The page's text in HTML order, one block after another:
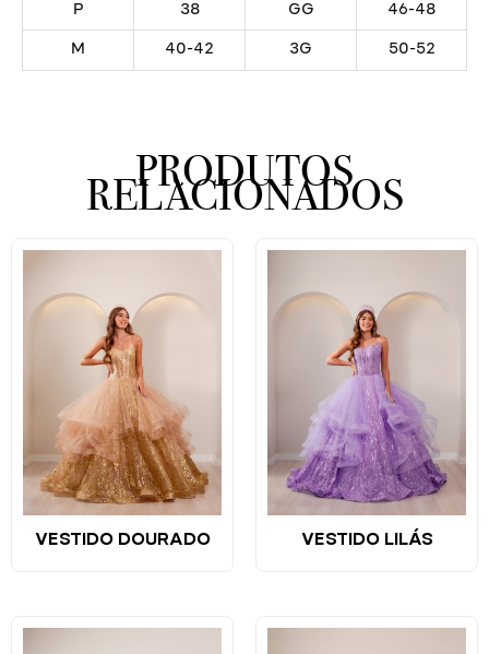
P 38 GG 46-48
M 40-42 3G 50-52
PRODUTOS
RELACIONADOS
VESTIDO DOURADO VESTIDO LILÁS